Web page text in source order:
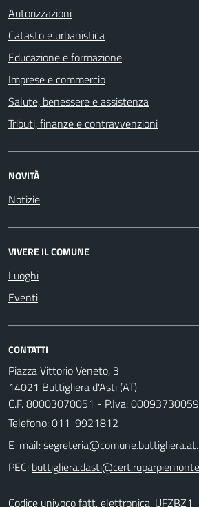
Autorizzazioni
Catasto e urbanistica
Educazione e formazione
Imprese e commercio
Salute, benessere e assistenza
Tributi, finanze e contravvenzioni
NOVITÀ
Notizie
VIVERE IL COMUNE
Luoghi
Eventi
CONTATTI
Piazza Vittorio Veneto, 3
14021 Buttigliera d'Asti (AT)
C.F. 80003070051 - P.Iva: 00093730059
Telefono:011-9921812
E-mail:
PEC:
Codice univoco fatt. elettronica. UFZBZ1